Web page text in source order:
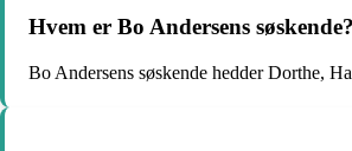
Hvem er Bo Andersens søskende?
Bo Andersens søskende hedder Dorthe,